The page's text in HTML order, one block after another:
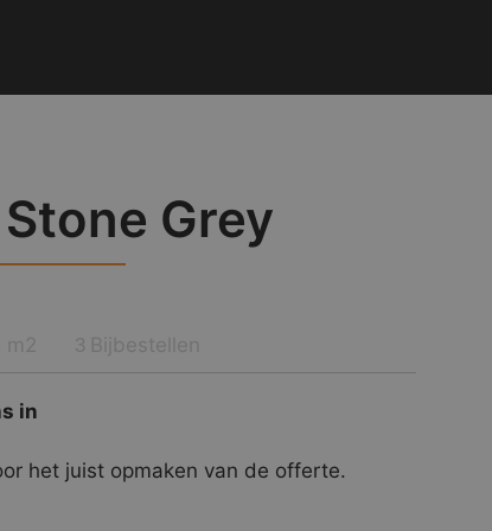
Grey
in
het juist opmaken van de offerte.